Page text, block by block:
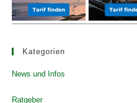
Kategorien
News und Infos
Ratgeber